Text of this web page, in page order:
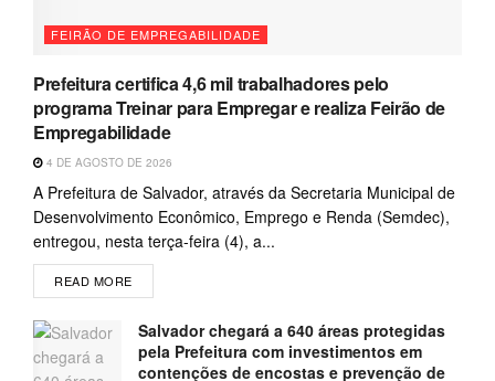
FEIRÃO DE EMPREGABILIDADE
Prefeitura certifica 4,6 mil trabalhadores pelo
programa Treinar para Empregar e realiza Feirão de
Empregabilidade
4 DE AGOSTO DE 2026
A Prefeitura de Salvador, através da Secretaria Municipal de
Desenvolvimento Econômico, Emprego e Renda (Semdec),
entregou, nesta terça-feira (4), a...
READ MORE
Salvador chegará a 640 áreas protegidas
pela Prefeitura com investimentos em
contenções de encostas e prevenção de